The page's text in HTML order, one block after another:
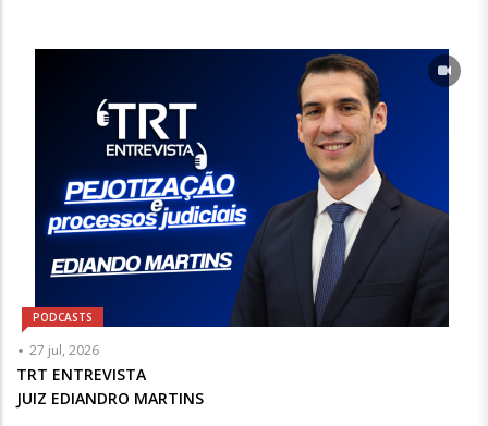
PODCASTS
27 jul, 2026
Articulista
ou
Chamada
TRT ENTREVISTA
JUIZ EDIANDRO MARTINS